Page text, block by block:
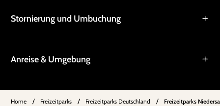
Stornierung und Umbuchung
Anreise & Umgebung
Home / Freizeitparks / Freizeitparks Deutschland / Freizeitparks